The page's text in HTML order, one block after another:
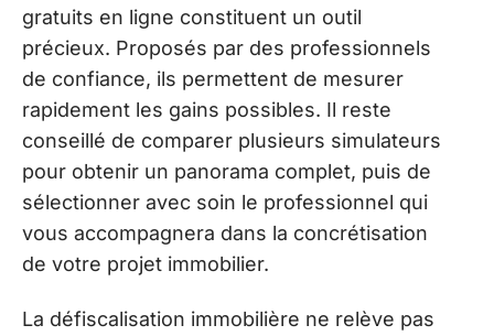
gratuits en ligne constituent un outil
précieux. Proposés par des professionnels
de confiance, ils permettent de mesurer
rapidement les gains possibles. Il reste
conseillé de comparer plusieurs simulateurs
pour obtenir un panorama complet, puis de
sélectionner avec soin le professionnel qui
vous accompagnera dans la concrétisation
de votre projet immobilier.
La défiscalisation immobilière ne relève pas